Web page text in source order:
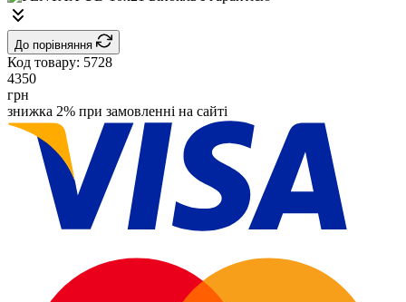
До порівняння
Код товару: 5728
4350
грн
знижка 2% при замовленні на сайті